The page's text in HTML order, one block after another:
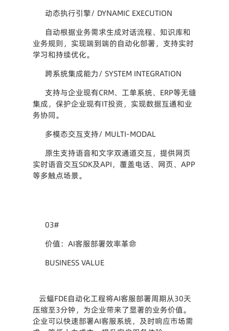
动态执行引擎/ DYNAMIC EXECUTION
自动根据业务需求生成对话流程、知识库和
业务规则，实现端到端的自动化部署，支持实时
学习和持续优化。
跨系统集成能力/ SYSTEM INTEGRATION
支持与企业现有CRM、工单系统、ERP等无缝
集成，保护企业现有IT投资，实现数据互通和业
务协同。
多模态交互支持/ MULTI-MODAL
原生支持语音和文字双通道交互，提供网页
实时语音交互SDK及API，覆盖电话、网页、APP
等多触点场景。
03#
价值：AI客服部署效率革命
BUSINESS VALUE
云蝠FDE自动化工程将AI客服部署周期从30天
压缩至3分钟，为企业带来了显著的业务价值。
企业可以快速部署AI客服系统，及时响应市场需